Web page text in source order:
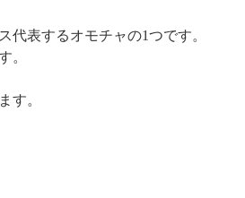
代表するオモチャの1つです。
。
す。